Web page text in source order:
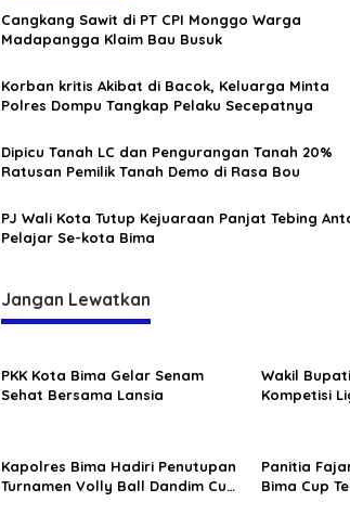
Cangkang Sawit di PT CPI Monggo Warga
Madapangga Klaim Bau Busuk
Korban kritis Akibat di Bacok, Keluarga Minta
Polres Dompu Tangkap Pelaku Secepatnya
Dipicu Tanah LC dan Pengurangan Tanah 20%
Ratusan Pemilik Tanah Demo di Rasa Bou
PJ Wali Kota Tutup Kejuaraan Panjat Tebing
Pelajar Se-kota Bima
Jangan Lewatkan
PKK Kota Bima Gelar Senam
Sehat Bersama Lansia
Wakil
Kompetisi
Kapolres Bima Hadiri Penutupan
Turnamen Volly Ball Dandim Cup
Panitia
Bima Cup